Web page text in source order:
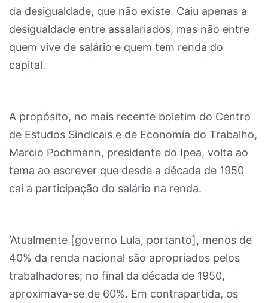
da desigualdade, que não existe. Caiu apenas a
desigualdade entre assalariados, mas não entre
quem vive de salário e quem tem renda do
capital.
A propósito, no mais recente boletim do Centro
de Estudos Sindicais e de Economia do Trabalho,
Marcio Pochmann, presidente do Ipea, volta ao
tema ao escrever que desde a década de 1950
cai a participação do salário na renda.
‘Atualmente [governo Lula, portanto], menos de
40% da renda nacional são apropriados pelos
trabalhadores; no final da década de 1950,
aproximava-se de 60%. Em contrapartida, os